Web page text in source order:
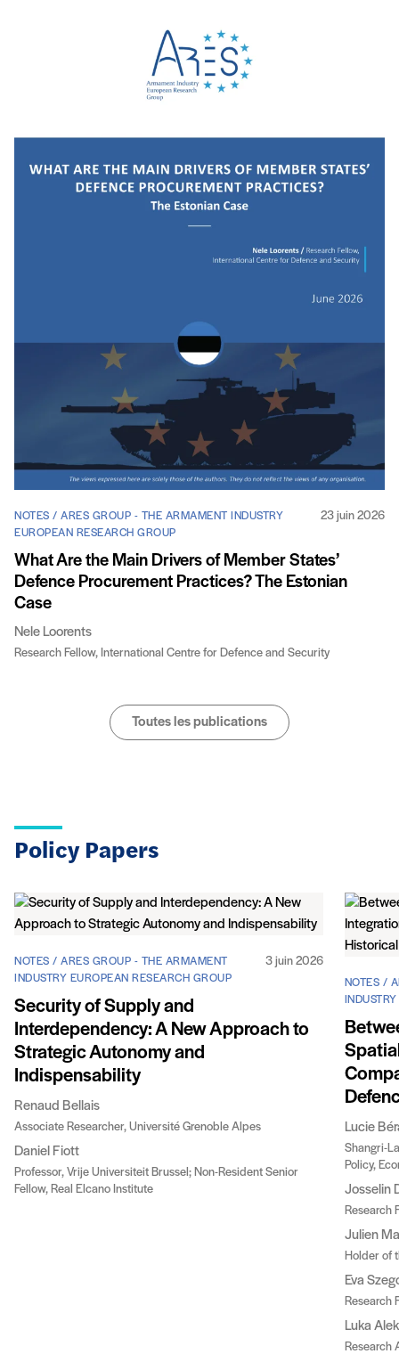
NOTES / ARES GROUP - THE ARMAMENT INDUSTRY
EUROPEAN RESEARCH GROUP
23 juin 2026
What Are the Main Drivers of Member States’
Defence Procurement Practices? The Estonian
Case
Nele Loorents
Research Fellow, International Centre for Defence and Security
Toutes les publications
Policy Papers
NOTES / ARES GROUP - THE ARMAMENT
INDUSTRY EUROPEAN RESEARCH GROUP
3 juin 2026
Security of Supply and
Interdependency: A New Approach to
Strategic Autonomy and
Indispensability
Renaud Bellais
Associate Researcher, Université Grenoble Alpes
Daniel Fiott
Professor, Vrije Universiteit Brussel; Non-Resident Senior
Fellow, Real Elcano Institute
NOTES /
Lucie
Shangri-
Policy,
Josselin
Research
Julien
Holder of
Eva
Research
Luka
Research